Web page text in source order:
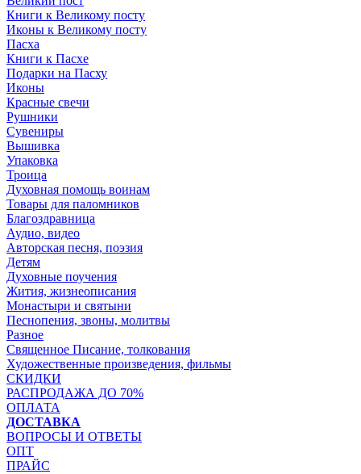
Книги к Великому посту
Иконы к Великому посту
Пасха
Книги к Пасхе
Подарки на Пасху
Иконы
Красные свечи
Рушники
Сувениры
Вышивка
Упаковка
Троица
Духовная помощь воинам
Товары для паломников
Благоздравница
Аудио, видео
Авторская песня, поэзия
Детям
Духовные поучения
Жития, жизнеописания
Монастыри и святыни
Песнопения, звоны, молитвы
Разное
Священное Писание, толкования
Художественные произведения, фильмы
СКИДКИ
РАСПРОДАЖА ДО 70%
ОПЛАТА
ДОСТАВКА
ВОПРОСЫ И ОТВЕТЫ
ОПТ
ПРАЙС